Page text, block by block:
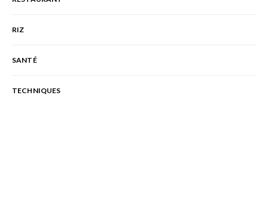
RIZ
SANTÉ
TECHNIQUES